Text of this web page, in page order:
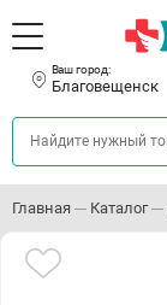
Ваш город:
Благовещенск
Главная Каталог